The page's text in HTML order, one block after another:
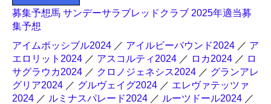
募集予想馬 サンデーサラブレッドクラブ 2025年適当募
集予想
アイムポッシブル2024 ／ アイルビーバウンド2024 ／ ア
エロリット2024 ／ アスコルティ2024 ／ ロカ2024 ／ ロ
サグラウカ2024 ／ クロノジェネシス2024 ／ グランアレ
グリア2024 ／ グルヴェイグ2024 ／ エレヴァテッツァ
2024 ／ ルミナスパレード2024 ／ ルーツドール2024 ／